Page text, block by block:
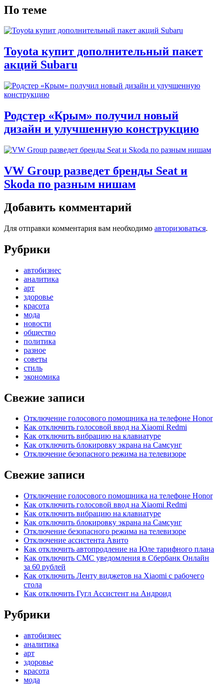
По теме
Toyota купит дополнительный пакет
акций Subaru
Родстер «Крым» получил новый
дизайн и улучшенную конструкцию
VW Group разведет бренды Seat и
Skoda по разным нишам
Добавить комментарий
Для отправки комментария вам необходимо авторизоваться.
Рубрики
автобизнес
аналитика
арт
здоровье
красота
мода
новости
общество
политика
разное
советы
стиль
экономика
Свежие записи
Отключение голосового помощника на телефоне Honor
Как отключить голосовой ввод на Xiaomi Redmi
Как отключить вибрацию на клавиатуре
Как отключить блокировку экрана на Самсунг
Отключение безопасного режима на телевизоре
Свежие записи
Отключение голосового помощника на телефоне Honor
Как отключить голосовой ввод на Xiaomi Redmi
Как отключить вибрацию на клавиатуре
Как отключить блокировку экрана на Самсунг
Отключение безопасного режима на телевизоре
Отключение ассистента Авито
Как отключить автопродление на Юле тарифного плана
Как отключить СМС уведомления в Сбербанк Онлайн
за 60 рублей
Как отключить Ленту виджетов на Xiaomi с рабочего
стола
Как отключить Гугл Ассистент на Андроид
Рубрики
автобизнес
аналитика
арт
здоровье
красота
мода